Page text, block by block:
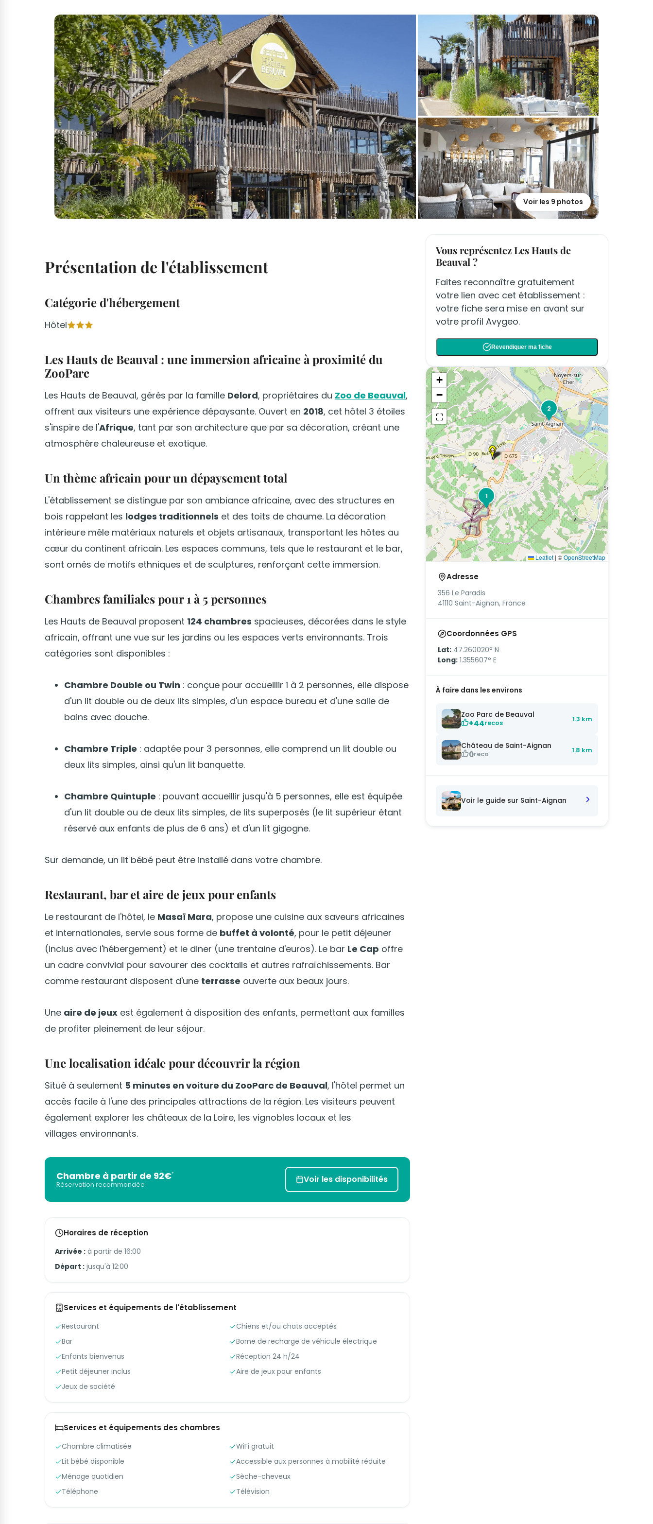
Voir les 9 photos
Présentation de l'établissement
Catégorie d'hébergement
Hôtel
Les Hauts de Beauval : une immersion africaine à proximité du
ZooParc
Les Hauts de Beauval, gérés par la famille Delord, propriétaires du Zoo de Beauval,
offrent aux visiteurs une expérience dépaysante. Ouvert en 2018, cet hôtel 3 étoiles
s'inspire de l'Afrique, tant par son architecture que par sa décoration, créant une
atmosphère chaleureuse et exotique.
Un thème africain pour un dépaysement total
L'établissement se distingue par son ambiance africaine, avec des structures en
bois rappelant les lodges traditionnels et des toits de chaume. La décoration
intérieure mêle matériaux naturels et objets artisanaux, transportant les hôtes au
cœur du continent africain. Les espaces communs, tels que le restaurant et le bar,
sont ornés de motifs ethniques et de sculptures, renforçant cette immersion.
Chambres familiales pour 1 à 5 personnes
Les Hauts de Beauval proposent 124 chambres spacieuses, décorées dans le style
africain, offrant une vue sur les jardins ou les espaces verts environnants. Trois
catégories sont disponibles :
Chambre Double ou Twin : conçue pour accueillir 1 à 2 personnes, elle dispose
d'un lit double ou de deux lits simples, d'un espace bureau et d'une salle de
bains avec douche.
Chambre Triple : adaptée pour 3 personnes, elle comprend un lit double ou
deux lits simples, ainsi qu'un lit banquette.
Chambre Quintuple : pouvant accueillir jusqu'à 5 personnes, elle est équipée
d'un lit double ou de deux lits simples, de lits superposés (le lit supérieur étant
réservé aux enfants de plus de 6 ans) et d'un lit gigogne.
Sur demande, un lit bébé peut être installé dans votre chambre.
Restaurant, bar et aire de jeux pour enfants
Le restaurant de l'hôtel, le Masaï Mara, propose une cuisine aux saveurs africaines
et internationales, servie sous forme de buffet à volonté, pour le petit déjeuner
(inclus avec l'hébergement) et le diner (une trentaine d'euros). Le bar Le Cap offre
un cadre convivial pour savourer des cocktails et autres rafraîchissements. Bar
comme restaurant disposent d'une terrasse ouverte aux beaux jours.
Une aire de jeux est également à disposition des enfants, permettant aux familles
de profiter pleinement de leur séjour.
Une localisation idéale pour découvrir la région
Situé à seulement 5 minutes en voiture du ZooParc de Beauval, l'hôtel permet un
accès facile à l'une des principales attractions de la région. Les visiteurs peuvent
également explorer les châteaux de la Loire, les vignobles locaux et les
villages environnants.
Chambre à partir de 92€*
Réservation recommandée Voir les disponibilités
Horaires de réception
Arrivée : à partir de 16:00
Départ : jusqu'à 12:00
Services et équipements de l'établissement
Restaurant
Chiens et/ou chats acceptés
Bar
Borne de recharge de véhicule électrique
Enfants bienvenus
Réception 24 h/24
Petit déjeuner inclus
Aire de jeux pour enfants
Jeux de société
Services et équipements des chambres
Chambre climatisée
WiFi gratuit
Lit bébé disponible
Accessible aux personnes à mobilité réduite
Ménage quotidien
Sèche-cheveux
Téléphone
Télévision
Vous représentez Les Hauts de
Beauval ?
Faites reconnaître gratuitement
votre lien avec cet établissement :
votre fiche sera mise en avant sur
votre profil Avygeo.
Revendiquer ma fiche
1
2
+
−
⛶
Leaflet | ©OpenStreetMap
Adresse
356 Le Paradis
41110 Saint-Aignan, France
Coordonnées GPS
Lat: 47.260020° N
Long: 1.355607° E
À faire dans les environs
Zoo Parc de Beauval
+44recos 1.3 km
Château de Saint-Aignan
0reco 1.8 km
Voir le guide sur Saint-Aignan